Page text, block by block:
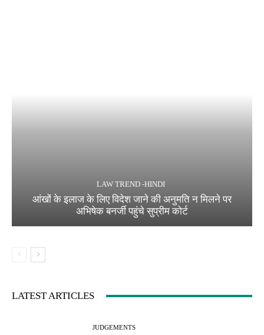
LAW TREND -HINDI
आंखों के इलाज के लिए विदेश जाने की अनुमति न मिलने पर
अभिषेक बनर्जी पहुंचे सुप्रीम कोर्ट
LATEST ARTICLES
JUDGEMENTS